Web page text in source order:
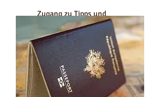
Zugang zu Tipps und
Ratschlägen